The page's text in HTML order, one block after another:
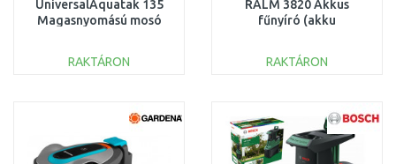
UniversalAquatak 135
Magasnyomású mosó
SZERVIZELT
RAKTÁRON
Összehasonlítás
RALM 3820 Akkus
fűnyíró (akku
SÉRÜLT CSOMAGOLÁS
RAKTÁRON
Összehasonlítás